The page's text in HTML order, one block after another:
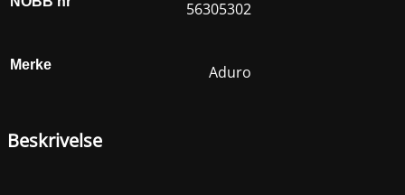
56305302
Merke Aduro
Beskrivelse